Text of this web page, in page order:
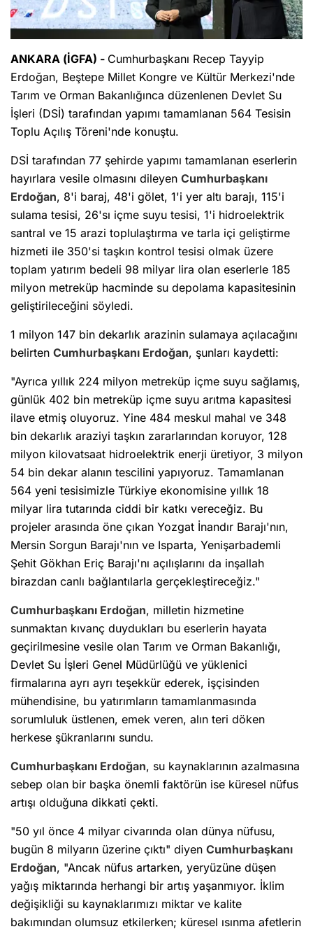
ANKARA (İGFA) - Cumhurbaşkanı Recep Tayyip
Erdoğan, Beştepe Millet Kongre ve Kültür Merkezi'nde
Tarım ve Orman Bakanlığınca düzenlenen Devlet Su
İşleri (DSİ) tarafından yapımı tamamlanan 564 Tesisin
Toplu Açılış Töreni'nde konuştu.
DSİ tarafından 77 şehirde yapımı tamamlanan eserlerin
hayırlara vesile olmasını dileyen Cumhurbaşkanı
Erdoğan, 8'i baraj, 48'i gölet, 1'i yer altı barajı, 115'i
sulama tesisi, 26'sı içme suyu tesisi, 1'i hidroelektrik
santral ve 15 arazi toplulaştırma ve tarla içi geliştirme
hizmeti ile 350'si taşkın kontrol tesisi olmak üzere
toplam yatırım bedeli 98 milyar lira olan eserlerle 185
milyon metreküp hacminde su depolama kapasitesinin
geliştirileceğini söyledi.
1 milyon 147 bin dekarlık arazinin sulamaya açılacağını
belirten Cumhurbaşkanı Erdoğan, şunları kaydetti:
"Ayrıca yıllık 224 milyon metreküp içme suyu sağlamış,
günlük 402 bin metreküp içme suyu arıtma kapasitesi
ilave etmiş oluyoruz. Yine 484 meskul mahal ve 348
bin dekarlık araziyi taşkın zararlarından koruyor, 128
milyon kilovatsaat hidroelektrik enerji üretiyor, 3 milyon
54 bin dekar alanın tescilini yapıyoruz. Tamamlanan
564 yeni tesisimizle Türkiye ekonomisine yıllık 18
milyar lira tutarında ciddi bir katkı vereceğiz. Bu
projeler arasında öne çıkan Yozgat İnandır Barajı'nın,
Mersin Sorgun Barajı'nın ve Isparta, Yenişarbademli
Şehit Gökhan Eriç Barajı'nı açılışlarını da inşallah
birazdan canlı bağlantılarla gerçekleştireceğiz."
Cumhurbaşkanı Erdoğan, milletin hizmetine
sunmaktan kıvanç duydukları bu eserlerin hayata
geçirilmesine vesile olan Tarım ve Orman Bakanlığı,
Devlet Su İşleri Genel Müdürlüğü ve yüklenici
firmalarına ayrı ayrı teşekkür ederek, işçisinden
mühendisine, bu yatırımların tamamlanmasında
sorumluluk üstlenen, emek veren, alın teri döken
herkese şükranlarını sundu.
Cumhurbaşkanı Erdoğan, su kaynaklarının azalmasına
sebep olan bir başka önemli faktörün ise küresel nüfus
artışı olduğuna dikkati çekti.
"50 yıl önce 4 milyar civarında olan dünya nüfusu,
bugün 8 milyarın üzerine çıktı" diyen Cumhurbaşkanı
Erdoğan, "Ancak nüfus artarken, yeryüzüne düşen
yağış miktarında herhangi bir artış yaşanmıyor. İklim
değişikliği su kaynaklarımızı miktar ve kalite
bakımından olumsuz etkilerken; küresel ısınma afetlerin